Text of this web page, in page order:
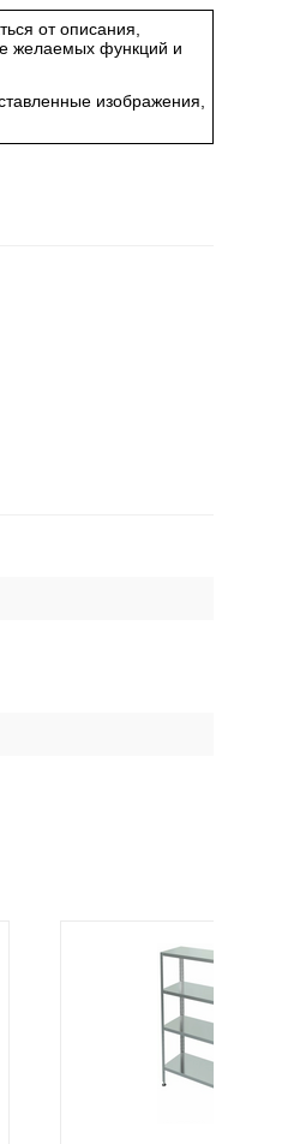
от описания,
желаемых функций и
изображения,